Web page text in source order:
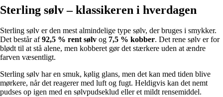
Sterling sølv – klassikeren i hverdagen
Sterling sølv er den mest almindelige type sølv, der bruges i smykker.
Det består af92,5 % rent sølv og 7,5 % kobber. Det rene sølv er for
blødt til at stå alene, men kobberet gør det stærkere uden at ændre
farven væsentligt.
Sterling sølv har en smuk, kølig glans, men det kan med tiden blive
mørkere, når det reagerer med luft og fugt. Heldigvis kan det nemt
pudses op igen med en sølvpudseklud eller et mildt rensemiddel.